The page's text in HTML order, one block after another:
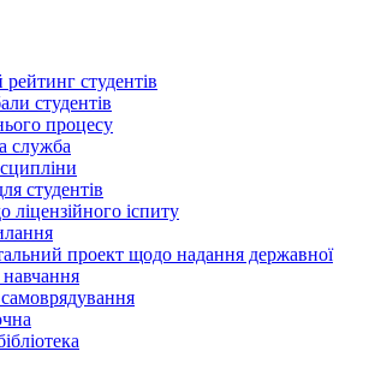
студентів
студентів
процесу
служба
студентів
ліцензійного іспиту
проект щодо надання державної